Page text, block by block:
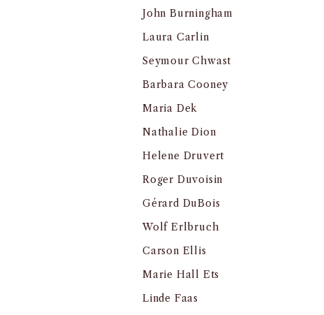
John Burningham
Laura Carlin
Seymour Chwast
Barbara Cooney
Maria Dek
Nathalie Dion
Helene Druvert
Roger Duvoisin
Gérard DuBois
Wolf Erlbruch
Carson Ellis
Marie Hall Ets
Linde Faas